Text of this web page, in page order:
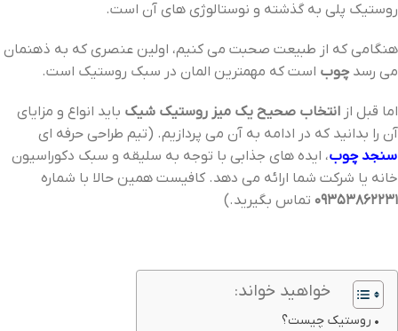
روستیک پلی به گذشته و نوستالوژی های آن است.
هنگامی که از طبیعت صحبت می کنیم، اولین عنصری که به ذهنمان
می رسدچوب است که مهمترین المان در سبک روستیک است.
اما قبل از انتخاب صحیح یک میز روستیک شیک باید انواع و مزایای
آن را بدانید که در ادامه به آن می پردازیم. (تیم طراحی حرفه ای
سنجد چوب، ایده های جذابی با توجه به سلیقه و سبک دکوراسیون
خانه یا شرکت شما ارائه می دهد. کافیست همین حالا با شماره
09353862231 تماس بگیرید.)
خواهید خواند:
روستیک چیست؟